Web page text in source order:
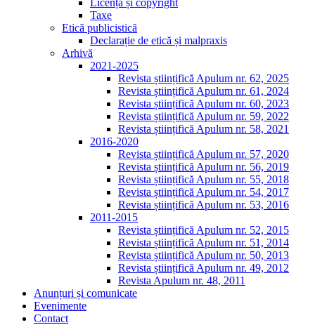
Taxe
Etică publicistică
Declarație de etică și malpraxis
Arhivă
2021-2025
Revista științifică Apulum nr. 62, 2025
Revista științifică Apulum nr. 61, 2024
Revista științifică Apulum nr. 60, 2023
Revista științifică Apulum nr. 59, 2022
Revista științifică Apulum nr. 58, 2021
2016-2020
Revista științifică Apulum nr. 57, 2020
Revista științifică Apulum nr. 56, 2019
Revista științifică Apulum nr. 55, 2018
Revista științifică Apulum nr. 54, 2017
Revista științifică Apulum nr. 53, 2016
2011-2015
Revista științifică Apulum nr. 52, 2015
Revista științifică Apulum nr. 51, 2014
Revista științifică Apulum nr. 50, 2013
Revista științifică Apulum nr. 49, 2012
Revista Apulum nr. 48, 2011
Anunțuri și comunicate
Evenimente
Contact